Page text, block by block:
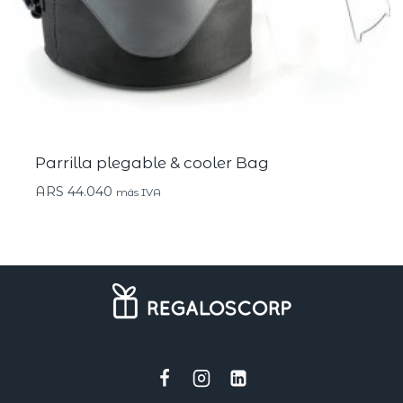
Parrilla plegable & cooler Bag
ARS 44.040 más IVA